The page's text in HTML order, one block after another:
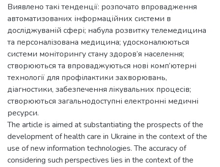
Виявлено такі тенденції: розпочато впровадження
автоматизованих інформаційних системи в
досліджуваній сфері; набула розвитку телемедицина
та персоналізована медицина; удосконалюються
системи моніторингу стану здоров’я населення;
створюються та впроваджуються нові комп’ютерні
технології для профілактики захворювань,
діагностики, забезпечення лікувальних процесів;
створюються загальнодоступні електронні медичні
ресурси.
The article is aimed at substantiating the prospects of the
development of health care in Ukraine in the context of the
use of new information technologies. The accuracy of
considering such perspectives lies in the context of the